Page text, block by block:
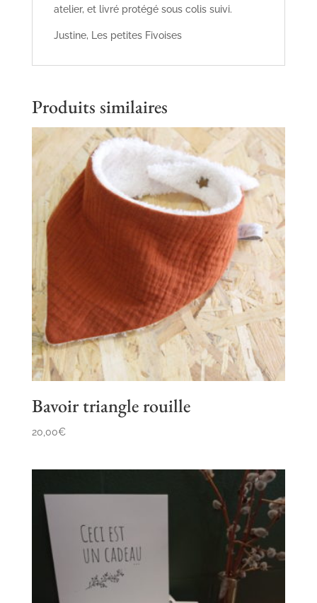
atelier, et livré protégé sous colis suivi.
Justine, Les petites Fivoises
Produits similaires
Bavoir triangle rouille
20,00€